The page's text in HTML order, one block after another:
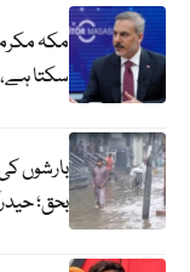
مکہ
سکتا
بحق؛ حیدرآباد